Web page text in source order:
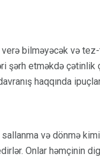
bilməyəcək və tez-
şərh etməkdə
haqqında
və dönmə
Onlar həmçinin